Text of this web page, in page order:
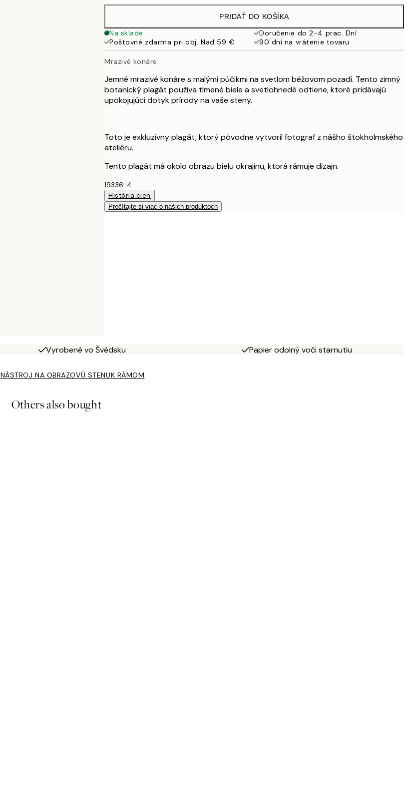
19,95 €
32,45 €
PRIDAŤ DO KOŠÍKA
Na sklade
Doručenie do 2-4 prac. Dní
Poštovné zdarma pri obj. Nad 59 €
90 dní na vrátenie tovaru
Mrazivé konáre
Jemné mrazivé konáre s malými púčikmi na svetlom béžovom pozadí. Tento zimný
botanický plagát používa tlmené biele a svetlohnedé odtiene, ktoré pridávajú
upokojujúci dotyk prírody na vaše steny.
Toto je exkluzívny plagát, ktorý pôvodne vytvoril fotograf z nášho štokholmského
ateliéru.
Tento plagát má okolo obrazu bielu okrajinu, ktorá rámuje dizajn.
19336-4
História cien
Prečítajte si viac o našich produktoch
Vyrobené vo Švédsku Papier odolný voči starnutiu
NÁSTROJ NA OBRAZOVÚ STENUK RÁMOM
Others also bought